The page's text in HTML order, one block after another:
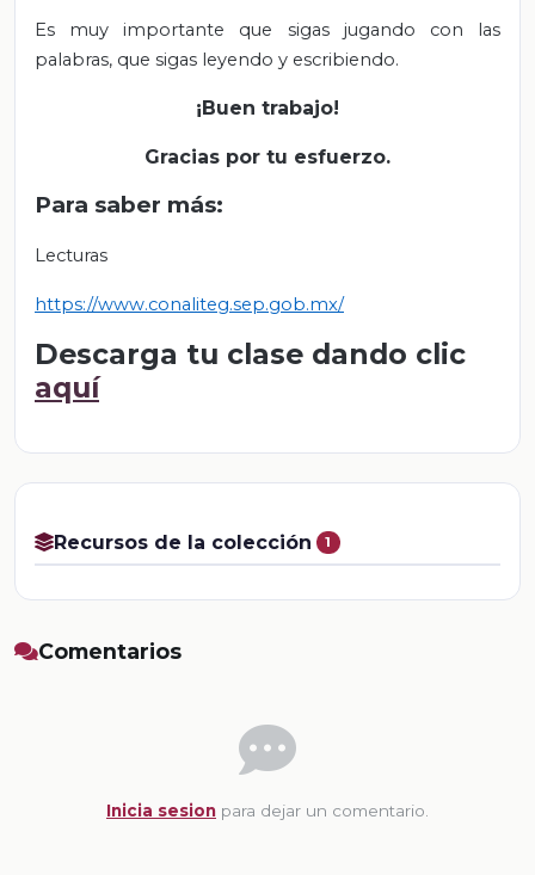
Es muy importante que sigas jugando con las
palabras, que sigas leyendo y escribiendo.
¡Buen trabajo!
Gracias por tu esfuerzo.
Para saber más:
Lecturas
https://www.conaliteg.sep.gob.mx/
Descarga tu clase dando clic
aquí
Recursos de la colección 1
Comentarios
Inicia sesion para dejar un comentario.